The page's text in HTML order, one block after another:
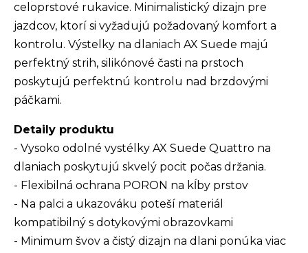
celoprstové rukavice. Minimalistický dizajn pre
jazdcov, ktorí si vyžadujú požadovaný komfort a
kontrolu. Výstelky na dlaniach AX Suede majú
perfektný strih, silikónové časti na prstoch
poskytujú perfektnú kontrolu nad brzdovými
páčkami.
Detaily produktu
- Vysoko odolné vystélky AX Suede Quattro na
dlaniach poskytujú skvelý pocit počas držania.
- Flexibilná ochrana PORON na kĺby prstov
- Na palci a ukazováku poteší materiál
kompatibilný s dotykovými obrazovkami
- Minimum švov a čistý dizajn na dlani ponúka viac